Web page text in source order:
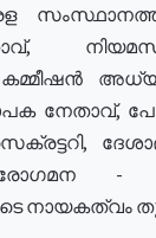
കമ്മീഷൻ
നേതാവ്,
-
നായകത്വം